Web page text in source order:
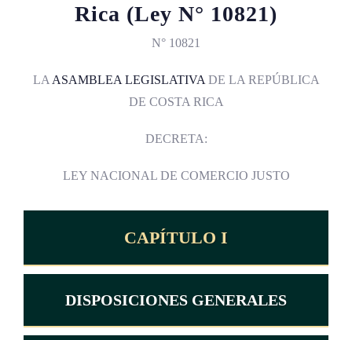
Rica (Ley N° 10821)
N° 10821
LA ASAMBLEA LEGISLATIVA DE LA REPÚBLICA
DE COSTA RICA
DECRETA:
LEY NACIONAL DE COMERCIO JUSTO
CAPÍTULO I
DISPOSICIONES GENERALES